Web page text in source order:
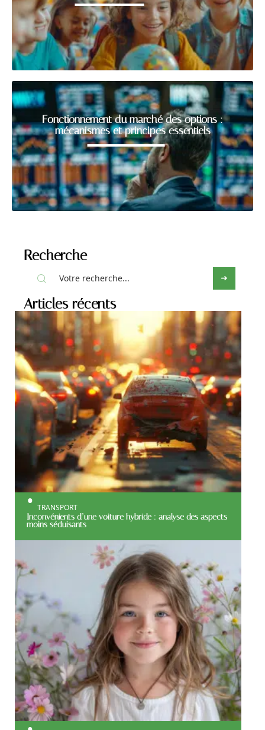
Fonctionnement du marché des options :
mécanismes et principes essentiels
Recherche
Articles récents
TRANSPORT
Inconvénients d’une voiture hybride : analyse des aspects
moins séduisants